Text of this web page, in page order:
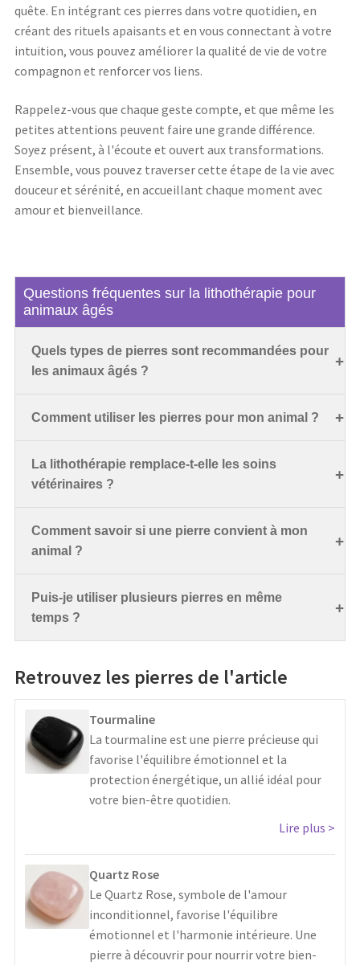
quête. En intégrant ces pierres dans votre quotidien, en
créant des rituels apaisants et en vous connectant à votre
intuition, vous pouvez améliorer la qualité de vie de votre
compagnon et renforcer vos liens.
Rappelez-vous que chaque geste compte, et que même les
petites attentions peuvent faire une grande différence.
Soyez présent, à l'écoute et ouvert aux transformations.
Ensemble, vous pouvez traverser cette étape de la vie avec
douceur et sérénité, en accueillant chaque moment avec
amour et bienveillance.
Questions fréquentes sur la lithothérapie pour
animaux âgés
Quels types de pierres sont recommandées pour
les animaux âgés ?
Comment utiliser les pierres pour mon animal ?
La lithothérapie remplace-t-elle les soins
vétérinaires ?
Comment savoir si une pierre convient à mon
animal ?
Puis-je utiliser plusieurs pierres en même
temps ?
Retrouvez les pierres de l'article
Tourmaline
La tourmaline est une pierre précieuse qui
favorise l'équilibre émotionnel et la
protection énergétique, un allié idéal pour
votre bien-être quotidien.
Lire plus
Quartz Rose
Le Quartz Rose, symbole de l'amour
inconditionnel, favorise l'équilibre
émotionnel et l'harmonie intérieure. Une
pierre à découvrir pour nourrir votre bien-